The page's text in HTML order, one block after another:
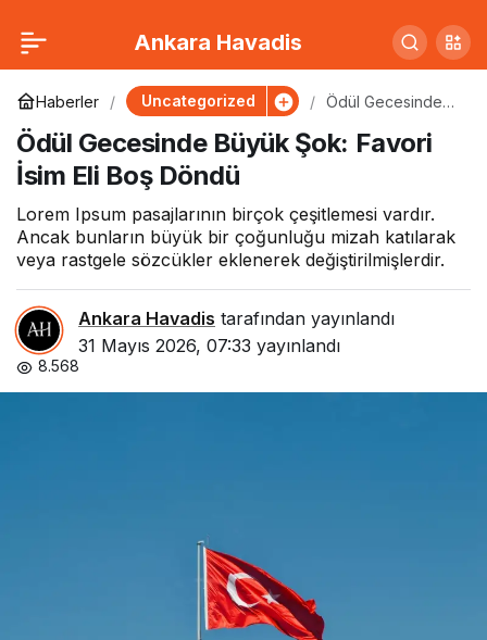
Ankara Havadis
Haberler Uncategorized
Ödül Gecesinde
İsim Eli Boş Döndü
Ödül Gecesinde Büyük Şok: Favori
İsim Eli Boş Döndü
Lorem Ipsum pasajlarının birçok çeşitlemesi vardır.
Ancak bunların büyük bir çoğunluğu mizah katılarak
veya rastgele sözcükler eklenerek değiştirilmişlerdir.
Ankara Havadis tarafından yayınlandı
31 Mayıs 2026, 07:33 yayınlandı
8.568
Dizi Sektöründe Büyük
Kriz: Yapımcılar Ayakta
0 Paylaş